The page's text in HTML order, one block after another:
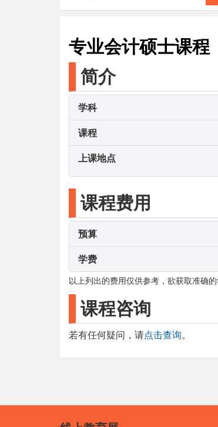
专业会计硕士课程
简介
学科
课程
上课地点
课程费用
预算
学费
以上列出的费用仅供参考，欲获取准确
课程咨询
若有任何疑问，请点击查询。